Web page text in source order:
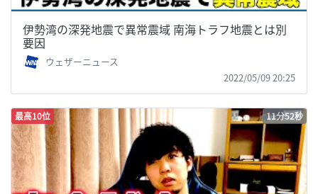
伊勢湾の深発地震で異常震域 南海トラフ地震とは別
要因
ウェザーニュース
2022/05/09 20:25
最高10位 11分52秒